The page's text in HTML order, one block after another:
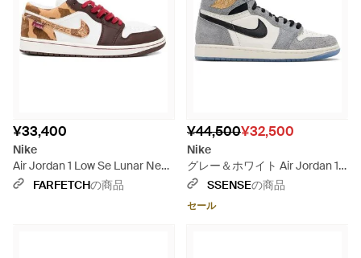
¥33,400
Nike
Air Jordan 1 Low Se Lunar New
Year スニーカー - ピンク
FARFETCHの商品
¥44,500¥32,500
Nike
グレー＆ホワイト Air Jordan 1
Retro High Og スニーカー - ブ
SSENSEの商品
セール